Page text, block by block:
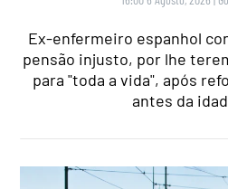
Ex-enfermeiro espanhol
pensão injusto, por lhe
para "toda a vida", após
antes da